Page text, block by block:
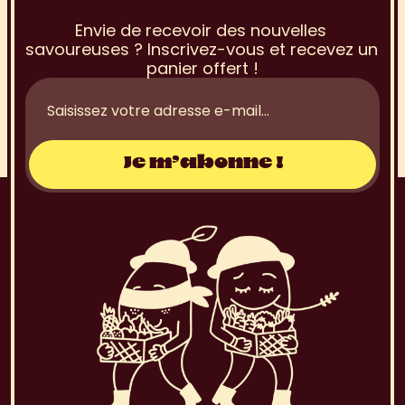
la Newslette
Envie de recevoir des nouvelles
savoureuses ? Inscrivez-vous et recevez un
panier offert !